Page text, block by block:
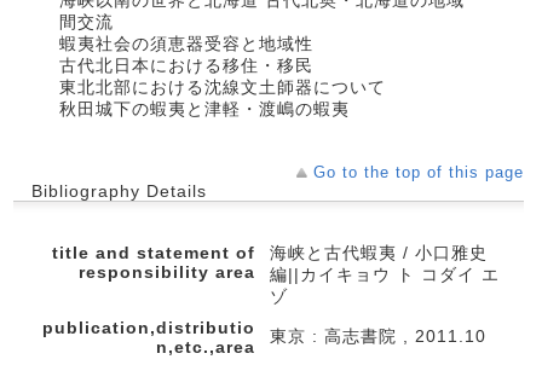
間交流
蝦夷社会の須恵器受容と地域性
古代北日本における移住・移民
東北北部における沈線文土師器について
秋田城下の蝦夷と津軽・渡嶋の蝦夷
Go to the top of this page
Bibliography Details
title and statement of
responsibility area
海峡と古代蝦夷 / 小口雅史
編||カイキョウ ト コダイ エ
ゾ
publication,distributio
n,etc.,area
東京 : 高志書院 , 2011.10